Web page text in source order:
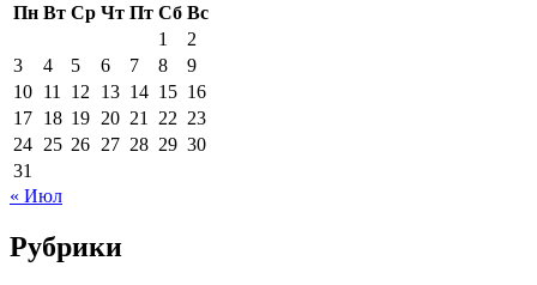
Пн Вт Ср Чт Пт Сб Вс
1
2
3
4 5 6 7 8
9
10 11 12 13 14 15 16
17 18 19 20 21 22 23
24 25 26 27 28 29 30
31
« Июл
Рубрики